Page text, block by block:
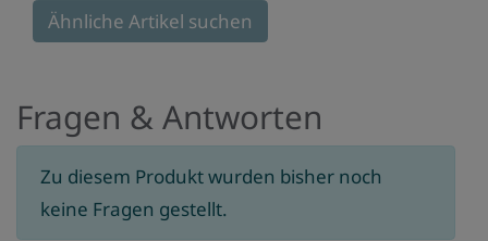
Garantie
in
Ähnliche Artikel suchen
Fragen & Antworten
Zu diesem Produkt wurden bisher noch
keine Fragen gestellt.